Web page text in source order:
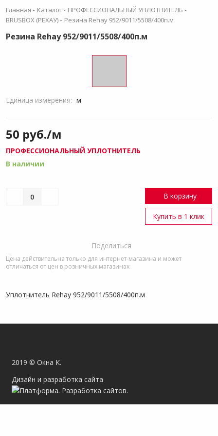
Главная - Каталог - ПРОФЕССИОНАЛЬНЫЙ УПЛОТНИТЕЛЬ -
BRUSBOX (РЕХАУ) - Резина Rehay 952/9011/5508/400п.м
Резина Rehay 952/9011/5508/400п.м
Единица измерения: м
50 руб./м
ПРОФЕССИОНАЛЬНЫЙ УПЛОТНИТЕЛЬ
В наличии
В корзину
Купить в 1 клик
Поделиться
Цена действительна только для интернет-магазина и может
отличаться от цен в розничных магазинах
Уплотнитель Rehay 952/9011/5508/400п.м
2019 © Окна К.
Дизайн и разработка сайта